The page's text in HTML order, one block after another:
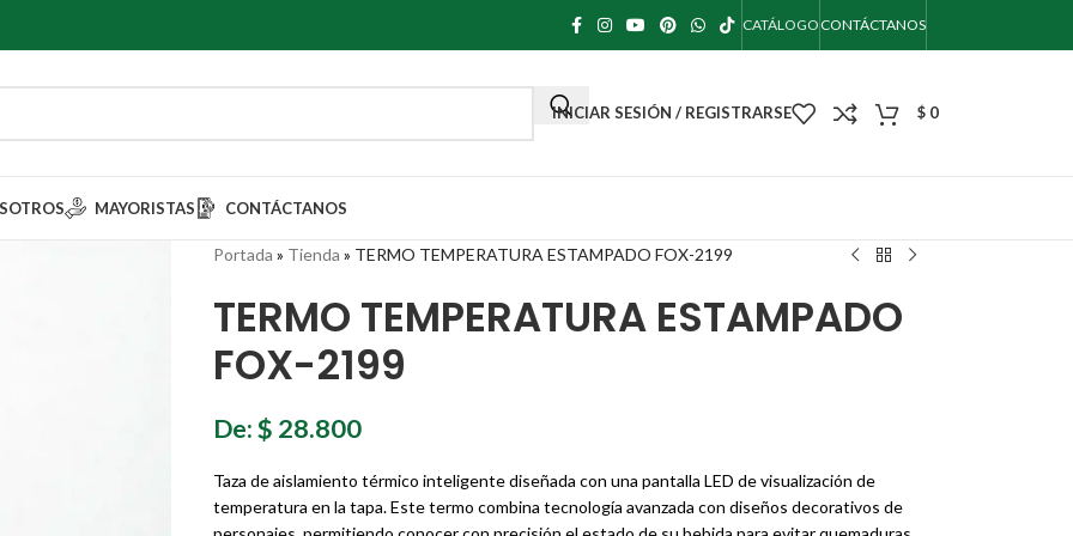
CATÁLOGO CONTÁCTANOS
INICIAR SESIÓN / REGISTRARSE $ 0
MAYORISTAS CONTÁCTANOS
Portada » Tienda » TERMO TEMPERATURA ESTAMPADO FOX-2199
TERMO TEMPERATURA ESTAMPADO
FOX-2199
De:$ 28.800
Taza de aislamiento térmico inteligente diseñada con una pantalla LED de visualización de
temperatura en la tapa. Este termo combina tecnología avanzada con diseños decorativos de